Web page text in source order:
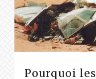
Pourquoi